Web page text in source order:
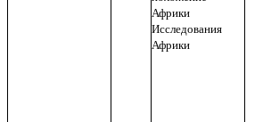
Африки
Исследования
Африки